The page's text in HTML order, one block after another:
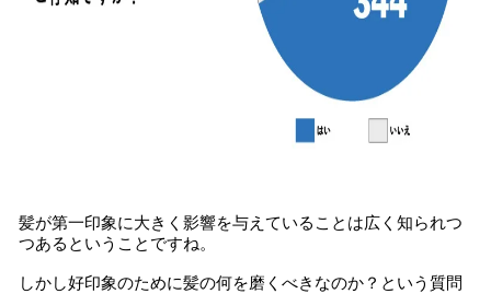
髪が第一印象に大きく影響を与えていることは広く知られつ
つあるということですね。
しかし好印象のために髪の何を磨くべきなのか？という質問